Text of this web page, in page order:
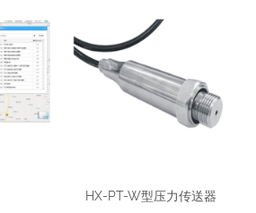
HX-PT-W型压力传送器